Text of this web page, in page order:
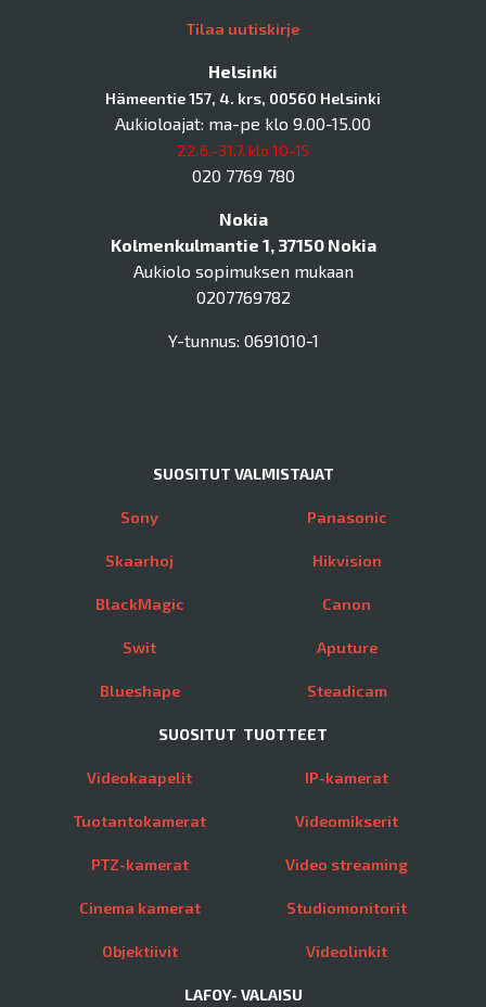
Tilaa uutiskirje
Helsinki
Hämeentie 157, 4. krs, 00560 Helsinki
Aukioloajat: ma-pe klo 9.00-15.00
22.6.-31.7. klo 10-15
020 7769 780
Nokia
Kolmenkulmantie 1, 37150 Nokia
Aukiolo sopimuksen mukaan
0207769782
Y-tunnus: 0691010-1
SUOSITUT VALMISTAJAT
Sony
Skaarhoj
BlackMagic
Swit
Blueshape
Panasonic
Hikvision
Canon
Aputure
Steadicam
SUOSITUT TUOTTEET
Videokaapelit
Tuotantokamerat
PTZ-kamerat
Cinema kamerat
Objektiivit
IP-kamerat
Videomikserit
Video streaming
Studiomonitorit
Videolinkit
LAFOY- VALAISU